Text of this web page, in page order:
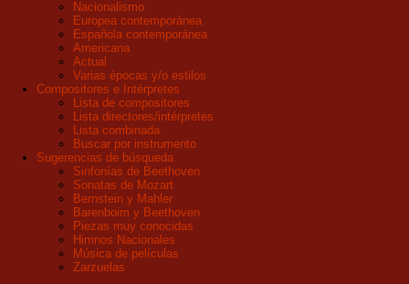
Nacionalismo
Europea contemporánea
Española contemporánea
Americana
Actual
Varias épocas y/o estilos
Compositores e Intérpretes
Lista de compositores
Lista directores/intérpretes
Lista combinada
Buscar por instrumento
Sugerencias de búsqueda
Sinfonías de Beethoven
Sonatas de Mozart
Bernstein y Mahler
Barenboim y Beethoven
Piezas muy conocidas
Himnos Nacionales
Música de películas
Zarzuelas